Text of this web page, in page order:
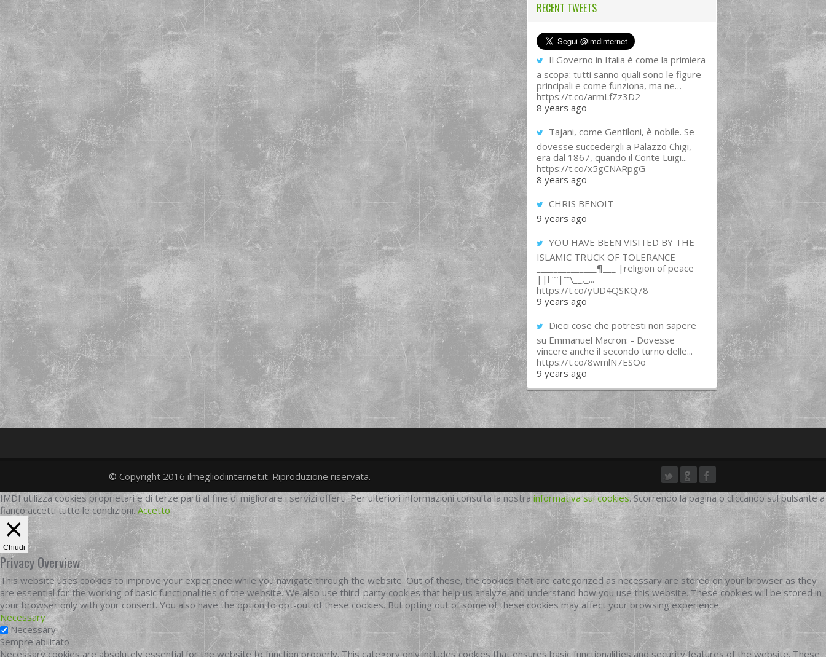
RECENT TWEETS
Il Governo in Italia è come la primiera
a scopa: tutti sanno quali sono le figure
principali e come funziona, ma ne…
https://t.co/armLfZz3D2
8 years ago
Tajani, come Gentiloni, è nobile. Se
dovesse succedergli a Palazzo Chigi,
era dal 1867, quando il Conte Luigi...
https://t.co/x5gCNARpgG
8 years ago
CHRIS BENOIT
9 years ago
YOU HAVE BEEN VISITED BY THE
ISLAMIC TRUCK OF TOLERANCE
______________¶___ |religion of peace
||l “”|””\__,_...
https://t.co/yUD4QSKQ78
9 years ago
Dieci cose che potresti non sapere
su Emmanuel Macron: - Dovesse
vincere anche il secondo turno delle...
https://t.co/8wmlN7ESOo
9 years ago
twittergoogleplus
facebook
© Copyright 2016 ilmegliodiinternet.it. Riproduzione riservata.
IMDI utilizza cookies proprietari e di terze parti al fine di migliorare i servizi offerti. Per ulteriori informazioni consulta la nostra informativa sui cookies. Scorrendo la pagina o cliccando sul pulsante a
fianco accetti tutte le condizioni. Accetto
Chiudi
Privacy Overview
This website uses cookies to improve your experience while you navigate through the website. Out of these, the cookies that are categorized as necessary are stored on your browser as they
are essential for the working of basic functionalities of the website. We also use third-party cookies that help us analyze and understand how you use this website. These cookies will be stored in
your browser only with your consent. You also have the option to opt-out of these cookies. But opting out of some of these cookies may affect your browsing experience.
Necessary
Necessary
Sempre abilitato
Necessary cookies are absolutely essential for the website to function properly. This category only includes cookies that ensures basic functionalities and security features of the website. These